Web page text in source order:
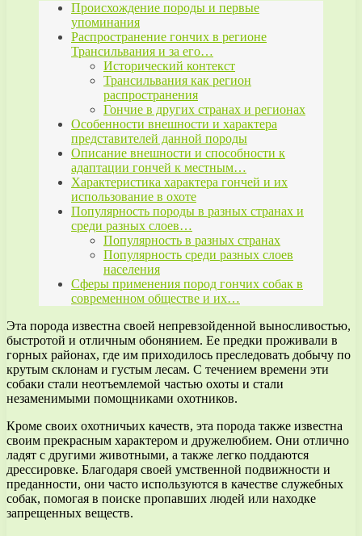
Происхождение породы и первые
упоминания
Распространение гончих в регионе
Трансильвания и за его…
Исторический контекст
Трансильвания как регион
распространения
Гончие в других странах и регионах
Особенности внешности и характера
представителей данной породы
Описание внешности и способности к
адаптации гончей к местным…
Характеристика характера гончей и их
использование в охоте
Популярность породы в разных странах и
среди разных слоев…
Популярность в разных странах
Популярность среди разных слоев
населения
Сферы применения пород гончих собак в
современном обществе и их…
Эта порода известна своей непревзойденной выносливостью,
быстротой и отличным обонянием. Ее предки проживали в
горных районах, где им приходилось преследовать добычу по
крутым склонам и густым лесам. С течением времени эти
собаки стали неотъемлемой частью охоты и стали
незаменимыми помощниками охотников.
Кроме своих охотничьих качеств, эта порода также известна
своим прекрасным характером и дружелюбием. Они отлично
ладят с другими животными, а также легко поддаются
дрессировке. Благодаря своей умственной подвижности и
преданности, они часто используются в качестве служебных
собак, помогая в поиске пропавших людей или находке
запрещенных веществ.